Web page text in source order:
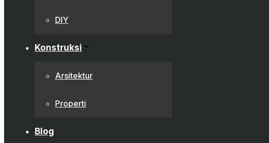
DIY
Konstruksi
Arsitektur
Properti
Blog